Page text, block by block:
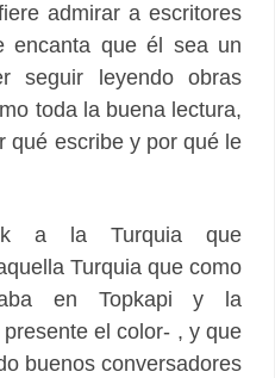
admirar a escritores
encanta que él sea un
seguir leyendo obras
toda la buena lectura,
qué escribe y por qué le
a la Turquia que
Turquia que como
en Topkapi y la
el color- , y que
buenos conversadores